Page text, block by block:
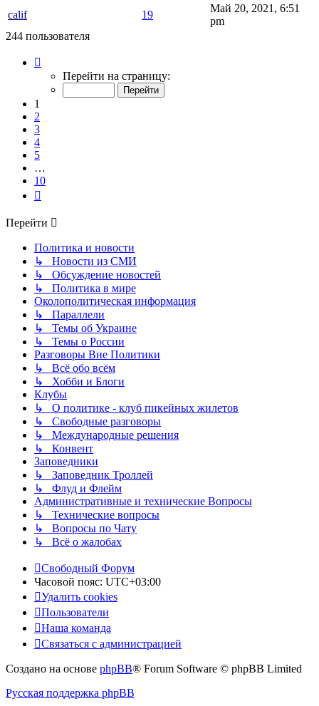
calif
19
Май 20, 2021, 6:51
pm
244 пользователя
Перейти на страницу:
1
2
3
4
5
…
10
Перейти
Политика и новости
↳ Новости из СМИ
↳ Обсуждение новостей
↳ Политика в мире
Околополитическая информация
↳ Параллели
↳ Темы об Украине
↳ Темы о России
Разговоры Вне Политики
↳ Всё обо всём
↳ Хобби и Блоги
Клубы
↳ О политике - клуб пикейных жилетов
↳ Свободные разговоры
↳ Международные решения
↳ Конвент
Заповедники
↳ Заповедник Троллей
↳ Флуд и Флейм
Административные и технические Вопросы
↳ Технические вопросы
↳ Вопросы по Чату
↳ Всё о жалобах
Свободный Форум
Часовой пояс: UTC+03:00
Удалить cookies
Пользователи
Наша команда
Связаться с администрацией
Создано на основе phpBB® Forum Software © phpBB Limited
Русская поддержка phpBB